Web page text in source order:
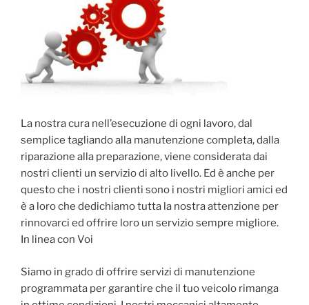
La nostra cura nell’esecuzione di ogni lavoro, dal
semplice tagliando alla manutenzione completa, dalla
riparazione alla preparazione, viene considerata dai
nostri clienti un servizio di alto livello. Ed è anche per
questo che i nostri clienti sono i nostri migliori amici ed
è a loro che dedichiamo tutta la nostra attenzione per
rinnovarci ed offrire loro un servizio sempre migliore.
In linea con Voi
Siamo in grado di offrire servizi di manutenzione
programmata per garantire che il tuo veicolo rimanga